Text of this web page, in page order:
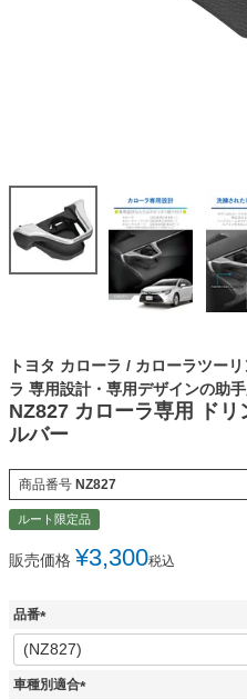
トヨタ カローラ / カローラツー
ラ 専用設計・専用デザインの助
NZ827 カローラ専用 ド
ルバー
商品番号 NZ827
ルート限定品
販売価格 ¥3,300税込
品番
(
必
須
車種別適合